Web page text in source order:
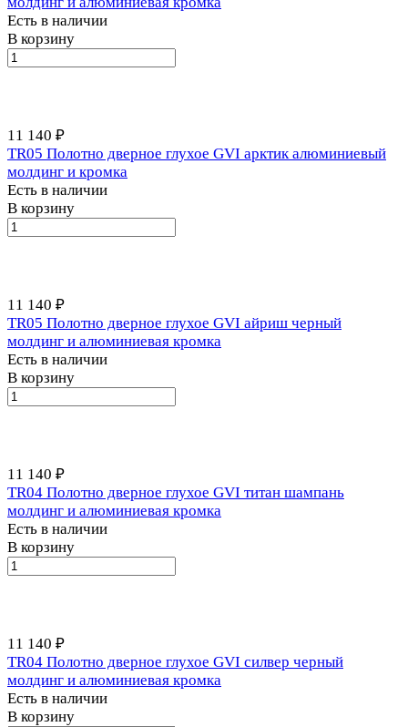
Есть в наличии
В корзину
11 140 ₽
TR05 Полотно дверное глухое GVI арктик алюминиевый
молдинг и кромка
Есть в наличии
В корзину
11 140 ₽
TR05 Полотно дверное глухое GVI айриш черный
молдинг и алюминиевая кромка
Есть в наличии
В корзину
11 140 ₽
TR04 Полотно дверное глухое GVI титан шампань
молдинг и алюминиевая кромка
Есть в наличии
В корзину
11 140 ₽
TR04 Полотно дверное глухое GVI силвер черный
молдинг и алюминиевая кромка
Есть в наличии
В корзину